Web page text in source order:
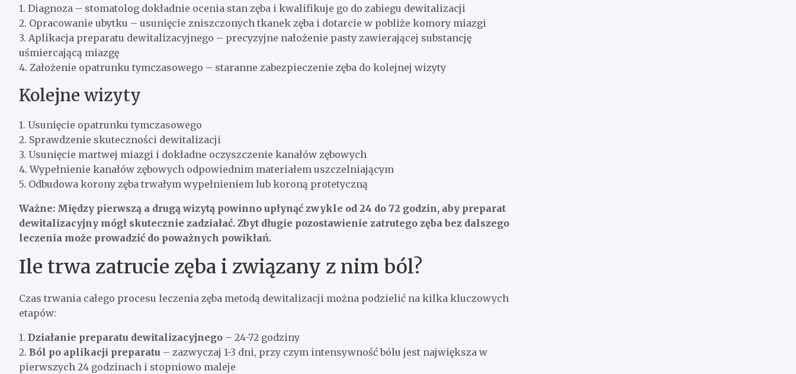
1. Diagnoza – stomatolog dokładnie ocenia stan zęba i kwalifikuje go do zabiegu dewitalizacji
2. Opracowanie ubytku – usunięcie zniszczonych tkanek zęba i dotarcie w pobliże komory miazgi
3. Aplikacja preparatu dewitalizacyjnego – precyzyjne nałożenie pasty zawierającej substancję
uśmiercającą miazgę
4. Założenie opatrunku tymczasowego – staranne zabezpieczenie zęba do kolejnej wizyty
Kolejne wizyty
1. Usunięcie opatrunku tymczasowego
2. Sprawdzenie skuteczności dewitalizacji
3. Usunięcie martwej miazgi i dokładne oczyszczenie kanałów zębowych
4. Wypełnienie kanałów zębowych odpowiednim materiałem uszczelniającym
5. Odbudowa korony zęba trwałym wypełnieniem lub koroną protetyczną
Ważne: Między pierwszą a drugą wizytą powinno upłynąć zwykle od 24 do 72 godzin, aby preparat
dewitalizacyjny mógł skutecznie zadziałać. Zbyt długie pozostawienie zatrutego zęba bez dalszego
leczenia może prowadzić do poważnych powikłań.
Ile trwa zatrucie zęba i związany z nim ból?
Czas trwania całego procesu leczenia zęba metodą dewitalizacji można podzielić na kilka kluczowych
etapów:
1. Działanie preparatu dewitalizacyjnego – 24-72 godziny
2. Ból po aplikacji preparatu – zazwyczaj 1-3 dni, przy czym intensywność bólu jest największa w
pierwszych 24 godzinach i stopniowo maleje